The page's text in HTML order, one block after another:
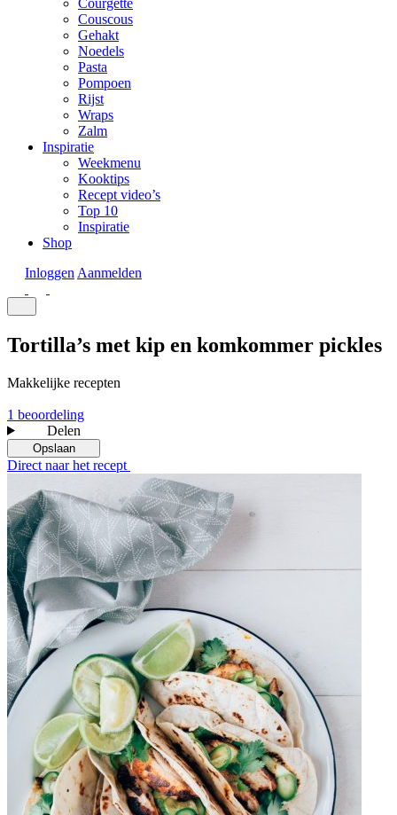
Courgette
Couscous
Gehakt
Noedels
Pasta
Pompoen
Rijst
Wraps
Zalm
Inspiratie
Weekmenu
Kooktips
Recept video’s
Top 10
Inspiratie
Shop
Inloggen Aanmelden
Tortilla’s met kip en komkommer pickles
Makkelijke recepten
1 beoordeling
Delen
Opslaan
Direct naar het recept